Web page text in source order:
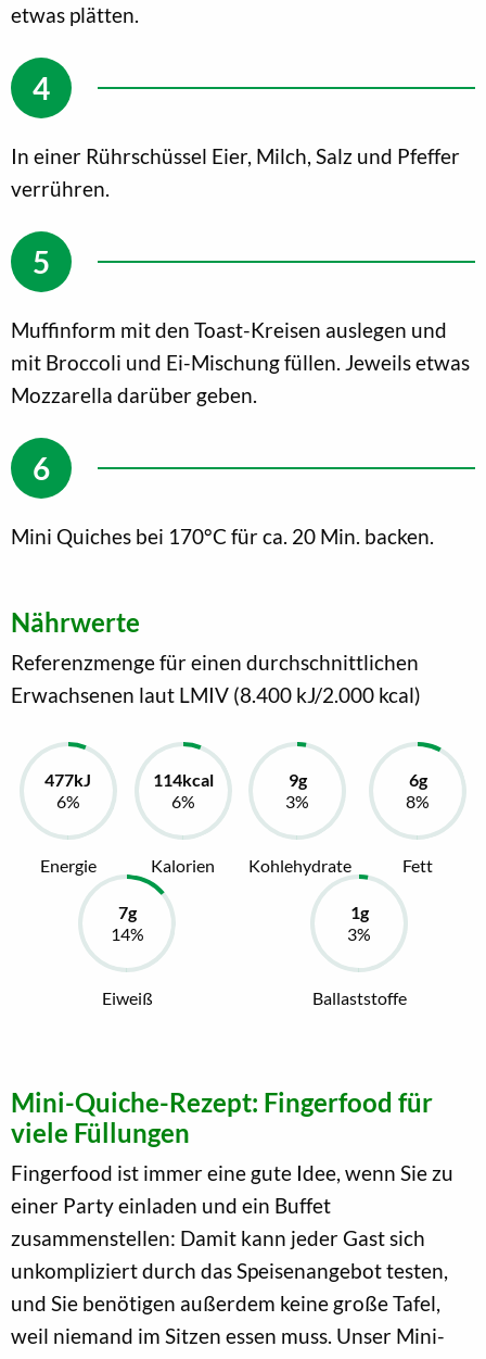
etwas plätten.
In einer Rührschüssel Eier, Milch, Salz und Pfeffer
verrühren.
Muffinform mit den Toast-Kreisen auslegen und
mit Broccoli und Ei-Mischung füllen. Jeweils etwas
Mozzarella darüber geben.
Mini Quiches bei 170°C für ca. 20 Min. backen.
Nährwerte
Referenzmenge für einen durchschnittlichen
Erwachsenen laut LMIV (8.400 kJ/2.000 kcal)
Energie Kalorien Kohlehydrate Fett
Eiweiß Ballaststoffe
Mini-Quiche-Rezept: Fingerfood für
viele Füllungen
Fingerfood ist immer eine gute Idee, wenn Sie zu
einer Party einladen und ein Buffet
zusammenstellen: Damit kann jeder Gast sich
unkompliziert durch das Speisenangebot testen,
und Sie benötigen außerdem keine große Tafel,
weil niemand im Sitzen essen muss. Unser Mini-